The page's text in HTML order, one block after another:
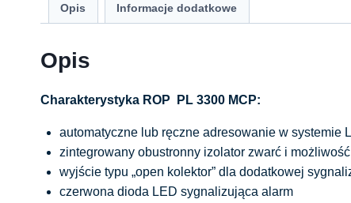
Opis Informacje dodatkowe
Opis
Charakterystyka ROP PL 3300 MCP:
automatyczne lub ręczne adresowanie w systemie
zintegrowany obustronny izolator zwarć i
wyjście typu „open kolektor” dla dodatkowej
czerwona dioda LED sygnalizująca alarm